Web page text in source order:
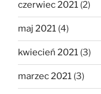
czerwiec 2021 (2)
maj 2021 (4)
kwiecień 2021 (3)
marzec 2021 (3)